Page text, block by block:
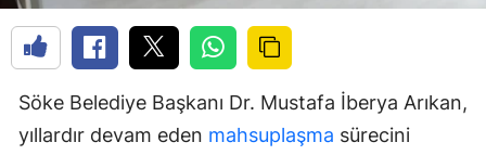
Söke Belediye Başkanı Dr. Mustafa İberya Arıkan,
yıllardır devam eden mahsuplaşma sürecini